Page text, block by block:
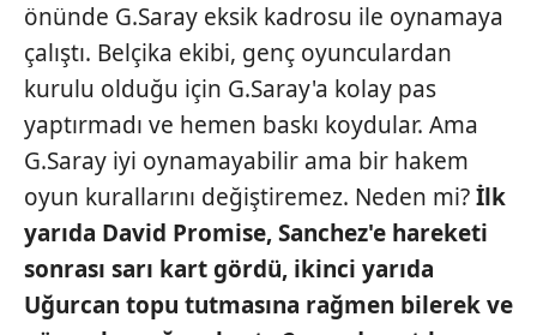
önünde G.Saray eksik kadrosu ile oynamaya
çalıştı. Belçika ekibi, genç oyunculardan
kurulu olduğu için G.Saray'a kolay pas
yaptırmadı ve hemen baskı koydular. Ama
G.Saray iyi oynamayabilir ama bir hakem
oyun kurallarını değiştiremez. Neden mi?İlk
yarıda David Promise, Sanchez'e hareketi
sonrası sarı kart gördü, ikinci yarıda
Uğurcan topu tutmasına rağmen bilerek ve